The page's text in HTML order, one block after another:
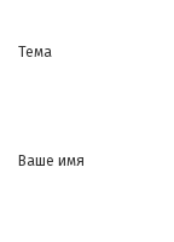
Тема
Ваше имя